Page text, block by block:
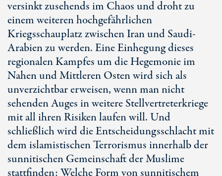
versinkt zusehends im Chaos und droht zu
einem weiteren hochgefährlichen
Kriegsschauplatz zwischen Iran und Saudi-
Arabien zu werden. Eine Einhegung dieses
regionalen Kampfes um die Hegemonie im
Nahen und Mittleren Osten wird sich als
unverzichtbar erweisen, wenn man nicht
sehenden Auges in weitere Stellvertreterkriege
mit all ihren Risiken laufen will. Und
schließlich wird die Entscheidungsschlacht mit
dem islamistischen Terrorismus innerhalb der
sunnitischen Gemeinschaft der Muslime